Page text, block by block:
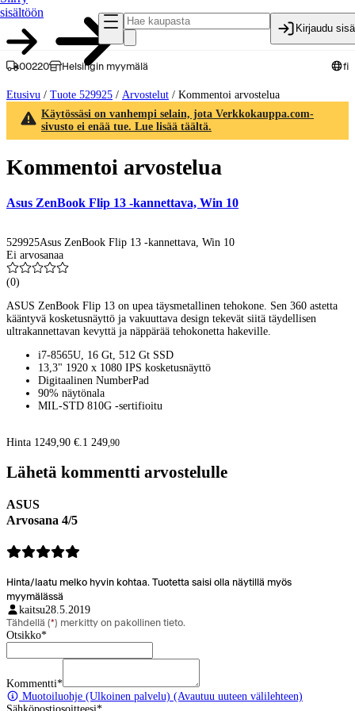
sisältöön
Kirjaudu
00220 Helsingin myymälä fi
Etusivu / Tuote 529925 / Arvostelut / Kommentoi arvostelua
Käytössäsi on vanhempi selain, jota Verkkokauppa.com-
sivusto ei enää tue. Lue lisää täältä.
Kommentoi arvostelua
Asus ZenBook Flip 13 -kannettava, Win 10
529925Asus ZenBook Flip 13 -kannettava, Win 10
Ei arvosanaa
(0)
ASUS ZenBook Flip 13 on upea täysmetallinen tehokone. Sen 360 astetta
kääntyvä kosketusnäyttö ja vakuuttava design tekevät siitä täydellisen
ultrakannettavan kevyttä ja näppärää tehokonetta hakeville.
i7-8565U, 16 Gt, 512 Gt SSD
13,3" 1920 x 1080 IPS kosketusnäyttö
Digitaalinen NumberPad
90% näytönala
MIL-STD 810G -sertifioitu
Hinta 1249,90 €. 1 249,90
Lähetä kommentti arvostelulle
ASUS
Arvosana 4/5
Hinta/laatu melko hyvin kohtaa. Tuotetta saisi olla näytillä myös
myymälässä
kaitsu28.5.2019
Tähdellä (*) merkitty on pakollinen tieto.
Otsikko*
Kommentti*
Muotoiluohje (Ulkoinen palvelu) (Avautuu uuteen välilehteen)